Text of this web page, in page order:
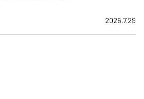
2026.7.29